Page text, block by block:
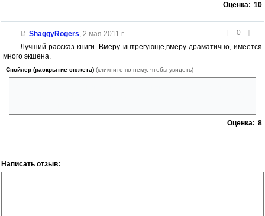
Оценка: 10
[ 0 ]
ShaggyRogers 2 мая 2011 г.
Лучший рассказ книги. Вмеру интрегующе,вмеру драматично, имеется
много экшена.
Спойлер (раскрытие сюжета) (кликните по нему, чтобы увидеть)
Оценка: 8
Написать отзыв: